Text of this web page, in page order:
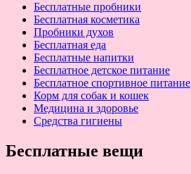
Бесплатные пробники
Бесплатная косметика
Пробники духов
Бесплатная еда
Бесплатные напитки
Бесплатное детское питание
Бесплатное спортивное питание
Корм для собак и кошек
Медицина и здоровье
Средства гигиены
Бесплатные вещи